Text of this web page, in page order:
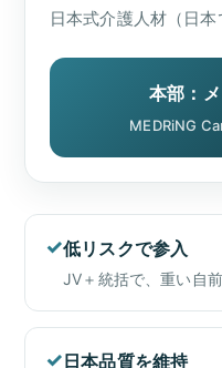
日本式介護人材（日本
本部：
MEDRiNG
✓低リスクで参入
JV＋統括で、重い自
✓日本品質を維持